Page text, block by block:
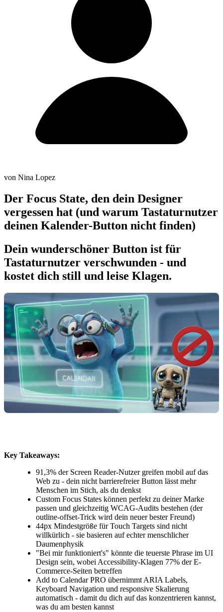
von Nina Lopez
Der Focus State, den dein Designer
vergessen hat (und warum Tastaturnutzer
deinen Kalender-Button nicht finden)
Dein wunderschöner Button ist für
Tastaturnutzer verschwunden - und
kostet dich still und leise Klagen.
Key Takeaways:
91,3% der Screen Reader-Nutzer greifen mobil auf das
Web zu - dein nicht barrierefreier Button lässt mehr
Menschen im Stich, als du denkst
Custom Focus States können perfekt zu deiner Marke
passen und gleichzeitig WCAG-Audits bestehen (der
outline-offset-Trick wird dein neuer bester Freund)
44px Mindestgröße für Touch Targets sind nicht
willkürlich - sie basieren auf echter menschlicher
Daumenphysik
"Bei mir funktioniert's" könnte die teuerste Phrase im UI
Design sein, wobei Accessibility-Klagen 77% der E-
Commerce-Seiten betreffen
Add to Calendar PRO übernimmt ARIA Labels,
Keyboard Navigation und responsive Skalierung
automatisch - damit du dich auf das konzentrieren kannst,
was du am besten kannst